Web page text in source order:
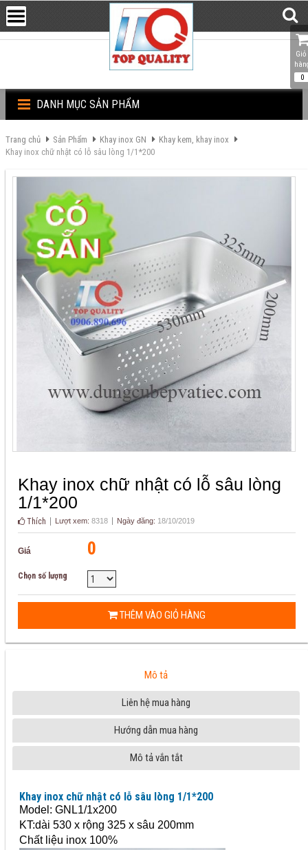
DANH MỤC SẢN PHẨM
Trang chủ Sản Phẩm Khay inox GN
Khay kem, khay inox
Khay inox chữ nhật có lỗ sâu lòng 1/1*200
Khay inox chữ nhật có lỗ sâu lòng
1/1*200
Thích Lượt xem: 8318 Ngày đăng: 18/10/2019
Giá 0
Chọn số lượng
THÊM VÀO GIỎ HÀNG
Mô tả
Liên hệ mua hàng
Hướng dẫn mua hàng
Mô tả vắn tắt
Khay inox chữ nhật có lỗ sâu lòng 1/1*200
Model: GNL1/1x200
KT:dài 530 x rộng 325 x sâu 200mm
Chất liệu inox 100%
Giỏ
0